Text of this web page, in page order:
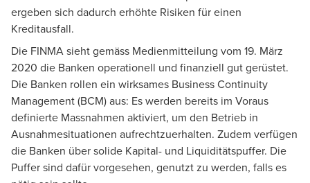
ergeben sich dadurch erhöhte Risiken für einen
Kreditausfall.
Die FINMA sieht gemäss Medienmitteilung vom 19. März
2020 die Banken operationell und finanziell gut gerüstet.
Die Banken rollen ein wirksames Business Continuity
Management (BCM) aus: Es werden bereits im Voraus
definierte Massnahmen aktiviert, um den Betrieb in
Ausnahmesituationen aufrechtzuerhalten. Zudem verfügen
die Banken über solide Kapital- und Liquiditätspuffer. Die
Puffer sind dafür vorgesehen, genutzt zu werden, falls es